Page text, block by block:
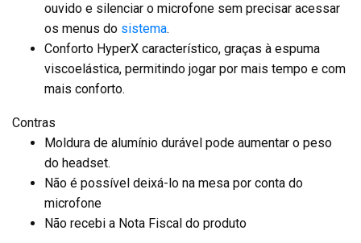
ouvido e silenciar o microfone sem precisar acessar
os menus do sistema.
Conforto HyperX característico, graças à espuma
viscoelástica, permitindo jogar por mais tempo e com
mais conforto.
Contras
Moldura de alumínio durável pode aumentar o peso
do headset.
Não é possível deixá-lo na mesa por conta do
microfone
Não recebi a Nota Fiscal do produto